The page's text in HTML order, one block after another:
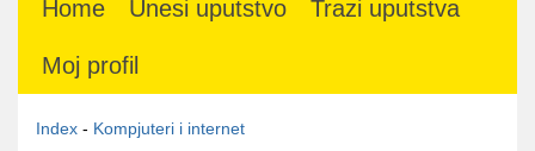
Home Unesi uputstvo Trazi uputstva
Moj profil
Index - Kompjuteri i internet